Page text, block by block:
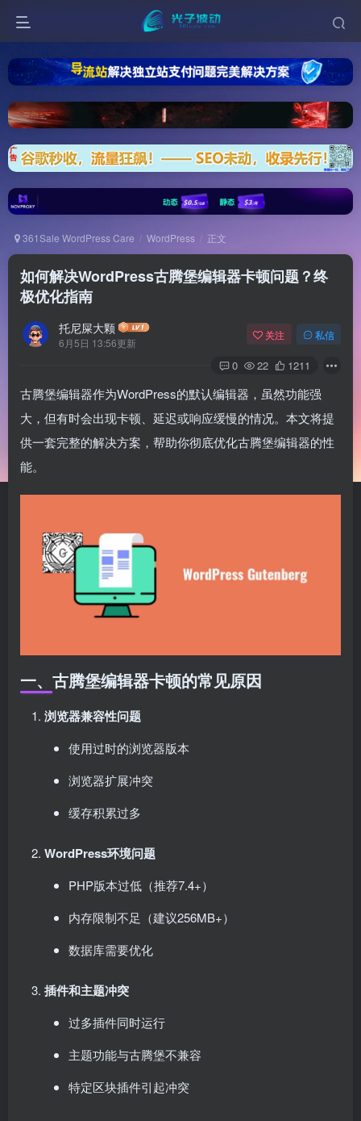
361Sale WordPress Care WordPress 正文
如何解决WordPress古腾堡编辑器卡顿问题？终
极优化指南
托尼屎大颗
6月5日 13:56更新
关注 私信
0 22 1211
古腾堡编辑器作为WordPress的默认编辑器，虽然功能强
大，但有时会出现卡顿、延迟或响应缓慢的情况。本文将提
供一套完整的解决方案，帮助你彻底优化古腾堡编辑器的性
能。
一、古腾堡编辑器卡顿的常见原因
浏览器兼容性问题
使用过时的浏览器版本
浏览器扩展冲突
缓存积累过多
WordPress环境问题
PHP版本过低（推荐7.4+）
内存限制不足（建议256MB+）
数据库需要优化
插件和主题冲突
过多插件同时运行
主题功能与古腾堡不兼容
特定区块插件引起冲突